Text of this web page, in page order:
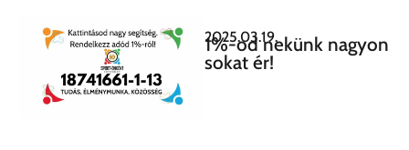
2025.03.19.
1%-od nekünk nagyon
sokat ér!